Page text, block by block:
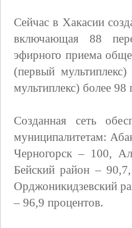
Сейчас в Хакасии
включающая 88
эфирного приема
(первый
мультиплекс) более
Созданная сеть
муниципалитетам:
Черногорск – 100,
Бейский район –
Орджоникидзевский
– 96,9 процентов.